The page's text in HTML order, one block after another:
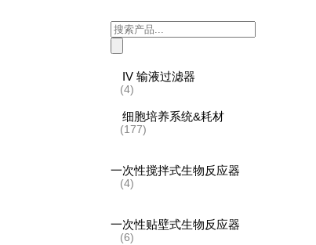
Products
search
IV 输液过滤器
(4)
细胞培养系统&耗材
(177)
一次性搅拌式生物反应器
(4)
一次性贴壁式生物反应器
(6)